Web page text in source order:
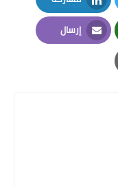
LinkedIn
إرسال
Email